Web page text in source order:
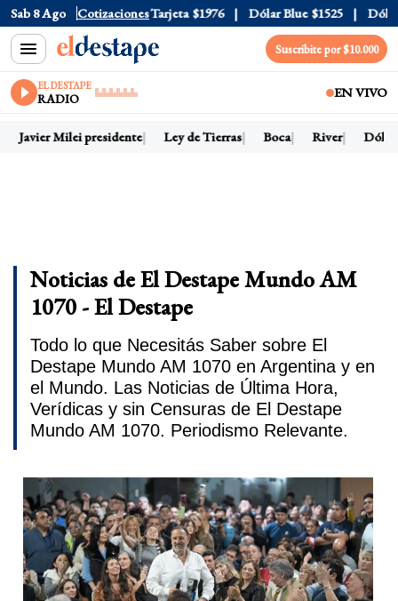
Sab 8 Ago Cotizaciones
$1520 Dólar Tarjeta $1976 Dólar Blue $1525 Dólar CCL
Suscribite por $10.000
EL DESTAPE
RADIO EN VIVO
Javier Milei presidente Ley de Tierras Boca River Dólar
Noticias de El Destape Mundo AM
1070 - El Destape
Todo lo que Necesitás Saber sobre El
Destape Mundo AM 1070 en Argentina y en
el Mundo. Las Noticias de Última Hora,
Verídicas y sin Censuras de El Destape
Mundo AM 1070. Periodismo Relevante.